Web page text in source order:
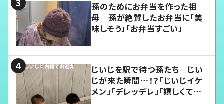
孫のためにお弁当を作った祖
母 孫が絶賛したお弁当に「美
味しそう」「お弁当すごい」
じいじを駅で待つ孫たち じい
じが来た瞬間…！？「じいじイケ
メン」「デレッデレ」「嬉しくて可